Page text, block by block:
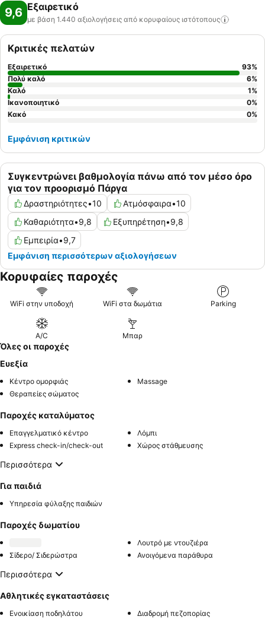
9,6 Εξαιρετικό
με βάση 1.440 αξιολογήσεις από κορυφαίους ιστότοπους
Συγκεντρώνει βαθμολογία πάνω από τον μέσο όρο
για τον προορισμό Πάργα
Δραστηριότητες•10 Ατμόσφαιρα•10
Καθαριότητα•9,8 Εξυπηρέτηση•9,8
Εμπειρία•9,7
Εμφάνιση περισσότερων αξιολογήσεων
Κριτικές πελατών
Εξαιρετικό 93%
Πολύ καλό
6%
Καλό
1%
Ικανοποιητικό
0%
Κακό
0%
Εμφάνιση κριτικών
Κορυφαίες παροχές
WiFi στην υποδοχή WiFi στα δωμάτια Parking
A/C Μπαρ
Όλες οι παροχές
Ευεξία
Κέντρο ομορφιάς
Massage
Θεραπείες σώματος
Παροχές καταλύματος
Επαγγελματικό κέντρο
Λόμπι
Express check-in/check-out
Χώρος στάθμευσης
Περισσότερα
Για παιδιά
Υπηρεσία φύλαξης παιδιών
Παροχές δωματίου
Λουτρό με ντουζιέρα
Σίδερο/ Σιδερώστρα
Ανοιγόμενα παράθυρα
Περισσότερα
Αθλητικές εγκαταστάσεις
Ενοικίαση ποδηλάτου Διαδρομή πεζοπορίας